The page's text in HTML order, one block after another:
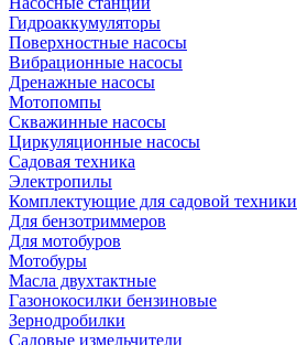
Гидроаккумуляторы
Поверхностные насосы
Вибрационные насосы
Дренажные насосы
Мотопомпы
Скважинные насосы
Циркуляционные насосы
Садовая техника
Электропилы
Комплектующие для садовой техники
Для бензотриммеров
Для мотобуров
Мотобуры
Масла двухтактные
Газонокосилки бензиновые
Зернодробилки
Садовые измельчители